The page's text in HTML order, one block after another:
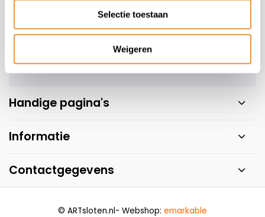
Selectie toestaan
Weigeren
+31 78 780 2330
info@artsloten.nl
Handige pagina's
Informatie
Contactgegevens
© ARTsloten.nl- Webshop: emarkable